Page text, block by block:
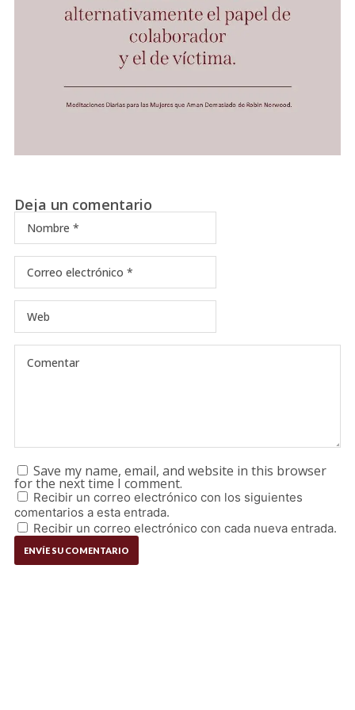
Deja un comentario
Save my name, email, and website in this browser
for the next time I comment.
Recibir un correo electrónico con los siguientes
comentarios a esta entrada.
Recibir un correo electrónico con cada nueva entrada.